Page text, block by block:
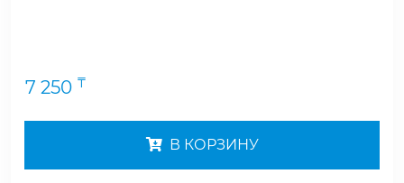
7 250 ₸
В КОРЗИНУ